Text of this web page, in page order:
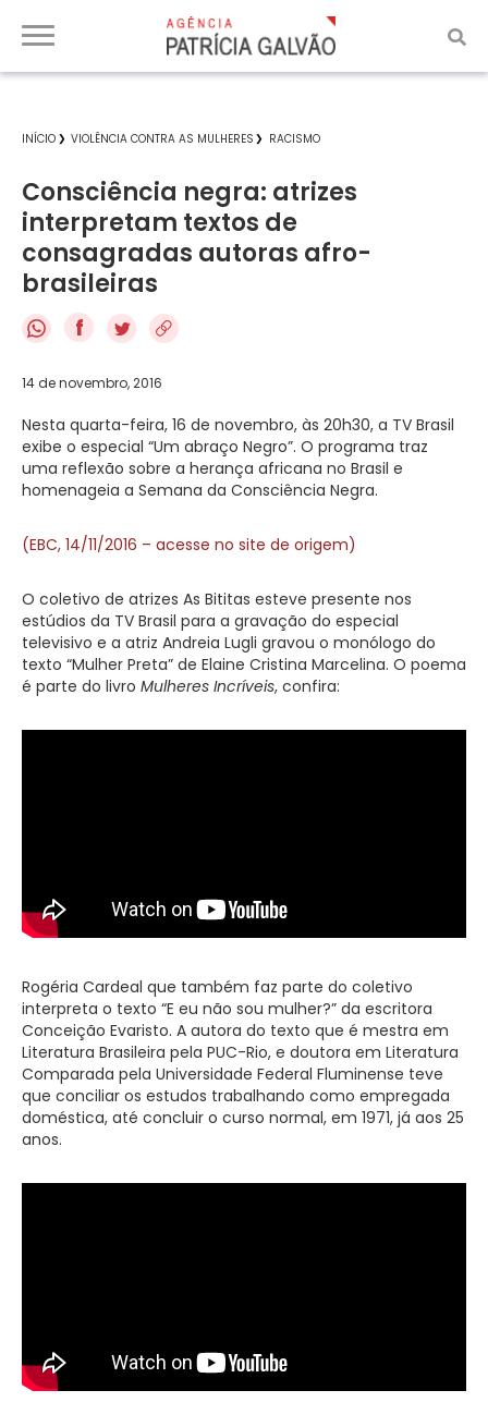
INÍCIO VIOLÊNCIA CONTRA AS MULHERES RACISMO
Consciência negra: atrizes
interpretam textos de
consagradas autoras afro-
brasileiras
f
14 de novembro, 2016
Nesta quarta-feira, 16 de novembro, às 20h30, a TV Brasil
exibe o especial “Um abraço Negro”. O programa traz
uma reflexão sobre a herança africana no Brasil e
homenageia a Semana da Consciência Negra.
(EBC, 14/11/2016 – acesse no site de origem)
O coletivo de atrizes As Bititas esteve presente nos
estúdios da TV Brasil para a gravação do especial
televisivo e a atriz Andreia Lugli gravou o monólogo do
texto “Mulher Preta” de Elaine Cristina Marcelina. O poema
é parte do livro Mulheres Incríveis, confira:
Rogéria Cardeal que também faz parte do coletivo
interpreta o texto “E eu não sou mulher?” da escritora
Conceição Evaristo. A autora do texto que é mestra em
Literatura Brasileira pela PUC-Rio, e doutora em Literatura
Comparada pela Universidade Federal Fluminense teve
que conciliar os estudos trabalhando como empregada
doméstica, até concluir o curso normal, em 1971, já aos 25
anos.